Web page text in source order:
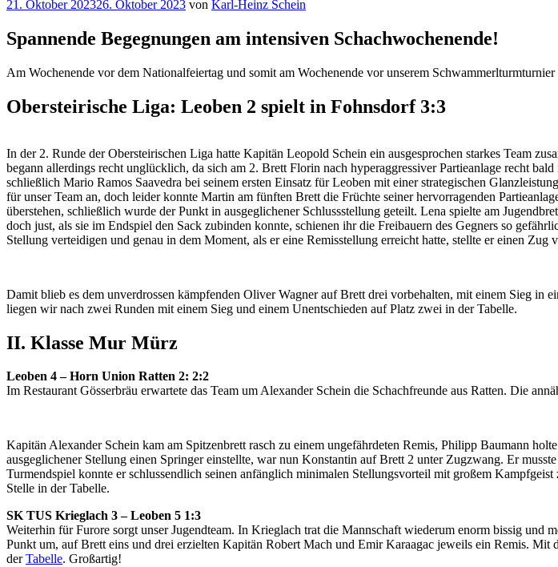
Veröffentlicht
21. Oktober 202326. Oktober 2023 von Karl-Heinz Schein
Spannende Begegnungen am intensiven Schachwochenende!
Am Wochenende vor dem Nationalfeiertag und somit am Wochenende vor unserem
Obersteirische Liga: Leoben 2 spielt in Fohnsdorf 3:3
In der 2. Runde der Obersteirischen Liga hatte Kapitän Leopold Schein ein ausgesprochen starkes Team
begann allerdings recht unglücklich, da sich am 2. Brett Florin nach hyperaggressiver Partieanlage recht
schließlich Mario Ramos Saavedra bei seinem ersten Einsatz für Leoben mit einer strategischen
für unser Team an, doch leider konnte Martin am fünften Brett die Früchte seiner hervorragenden
überstehen, schließlich wurde der Punkt in ausgeglichener Schlussstellung geteilt. Lena spielte am
doch just, als sie im Endspiel den Sack zubinden konnte, schienen ihr die Freibauern des Gegners so
Stellung verteidigen und genau in dem Moment, als er eine Remisstellung erreicht hatte, stellte er einen
Damit blieb es dem unverdrossen kämpfenden Oliver Wagner auf Brett drei vorbehalten, mit einem Sieg in
liegen wir nach zwei Runden mit einem Sieg und einem Unentschieden auf Platz zwei in der Tabelle.
II. Klasse Mur Mürz
Leoben 4 – Horn Union Ratten 2: 2:2
Im Restaurant Gösserbräu erwartete das Team um Alexander Schein die Schachfreunde aus Ratten. Die
Kapitän Alexander Schein kam am Spitzenbrett rasch zu einem ungefährdeten Remis, Philipp Baumann
ausgeglichener Stellung einen Springer einstellte, war nun Konstantin auf Brett 2 unter Zugzwang. Er
Turmendspiel konnte er schlussendlich seinen anfänglich minimalen Stellungsvorteil mit großem
Stelle in der Tabelle.
SK TUS Krieglach 3 – Leoben 5 1:3
Weiterhin für Furore sorgt unser Jugendteam. In Krieglach trat die Mannschaft wiederum enorm bissig
Punkt um, auf Brett eins und drei erzielten Kapitän Robert Mach und Emir Karaagac jeweils ein Remis. Mit
derTabelle. Großartig!